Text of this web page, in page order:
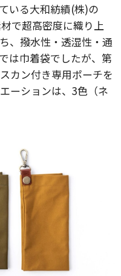
いる大和紡績(株)の
で超高密度に織り上
、撥水性・透湿性・通
は巾着袋でしたが、第
カン付き専用ポーチを
ーションは、3色（ネ